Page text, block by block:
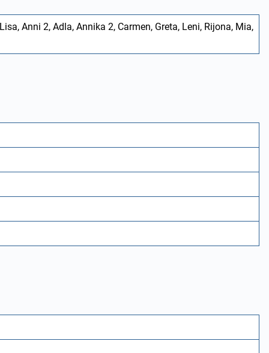
Anni 2, Adla, Annika 2, Carmen, Greta, Leni, Rijona, Mia,